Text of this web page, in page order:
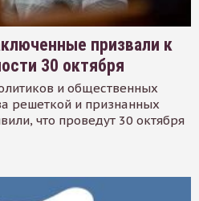
призвали к
30 октября
и общественных
решеткой и признанных
что проведут 30 октября